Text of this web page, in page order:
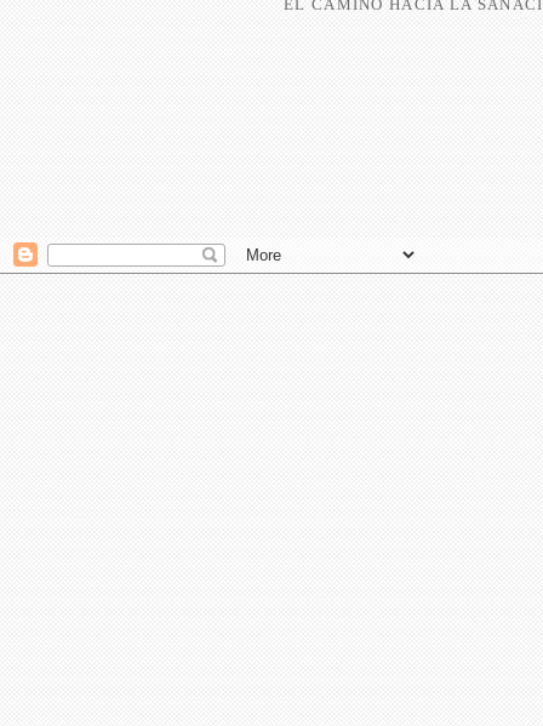
EL CAMINO HACIA LA